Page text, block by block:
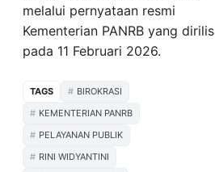
melalui pernyataan resmi
Kementerian PANRB yang dirilis
pada 11 Februari 2026.
TAGS
BIROKRASI
KEMENTERIAN PANRB
PELAYANAN PUBLIK
RINI WIDYANTINI